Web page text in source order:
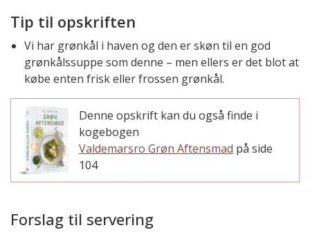
Tip til opskriften
Vi har grønkål i haven og den er skøn til en god
grønkålssuppe som denne – men ellers er det blot at
købe enten frisk eller frossen grønkål.
Denne opskrift kan du også finde i
kogebogen
Valdemarsro Grøn Aftensmad på side
104
Forslag til servering